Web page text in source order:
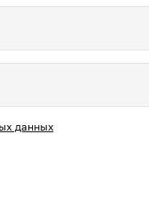
данных